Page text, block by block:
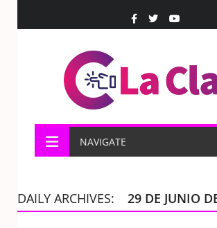
NAVIGATE
DAILY ARCHIVES: 29 DE JUNIO